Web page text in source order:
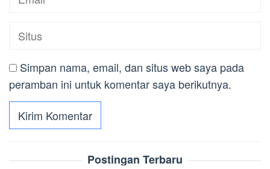
Simpan nama, email, dan situs web saya pada
peramban ini untuk komentar saya berikutnya.
Postingan Terbaru